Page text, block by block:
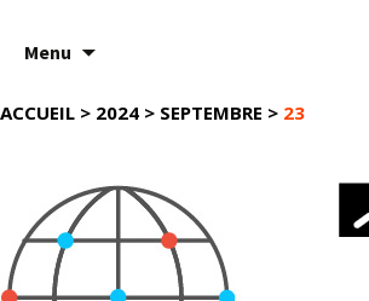
Menu
au
ACCUEIL > 2024 > SEPTEMBRE > 23